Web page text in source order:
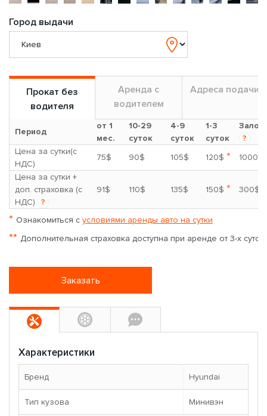
Город выдачи
Прокат без
водителя
Аренда с
водителем
Адреса подачи
Период
от 1
мес.
10-29
суток
4-9
суток
1-3
суток
Залог
?
Цена за сутки(с
НДС)
75$ 90$ 105$ 120$ *
1000$
Цена за сутки +
доп. страховка (с
НДС)
?
91$ 110$ 135$ 150$ * 300$
* Ознакомиться с условиями аренды авто на сутки
** Дополнительная страховка доступна при аренде от 3-х суток
Заказать
Характеристики
Бренд Hyundai
Тип кузова Минивэн